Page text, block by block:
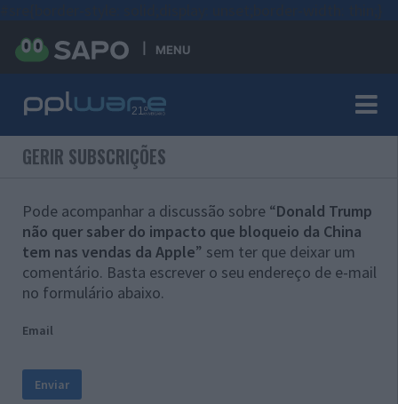
MENU
GERIR SUBSCRIÇÕES
Pode acompanhar a discussão sobre “Donald Trump
não quer saber do impacto que bloqueio da China
tem nas vendas da Apple” sem ter que deixar um
comentário. Basta escrever o seu endereço de e-mail
no formulário abaixo.
Email